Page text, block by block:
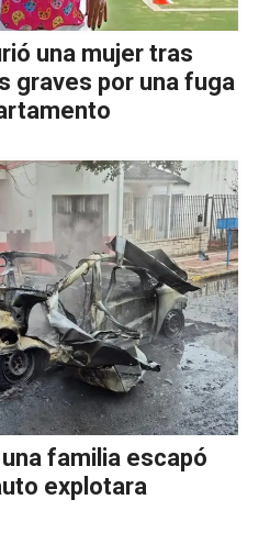
una mujer tras
graves por una fuga
familia escapó
explotara